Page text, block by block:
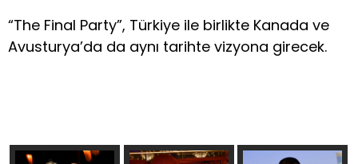
“The Final Party”, Türkiye ile birlikte Kanada ve
Avusturya’da da aynı tarihte vizyona girecek.